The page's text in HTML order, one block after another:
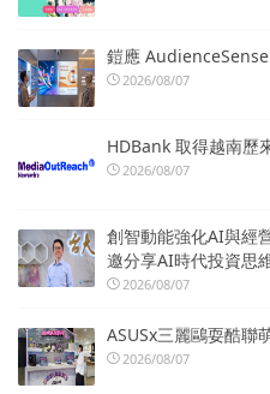
鎧應
2026/08/07
HDBank 取得越南歷
2026/08/07
創智動能強化AI與經
邀分享AI時代投資思
2026/08/07
ASUSx三麗鷗耍酷聯
2026/08/07